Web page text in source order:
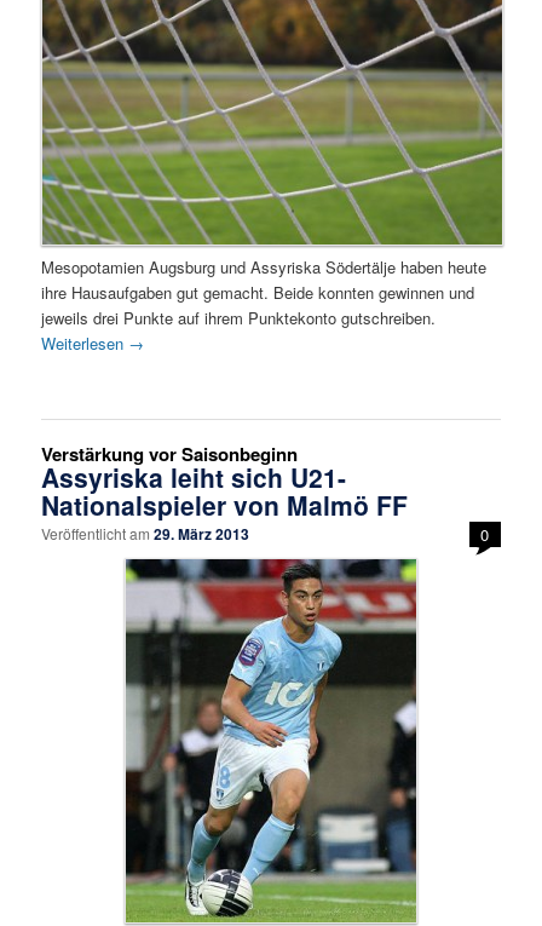
Mesopotamien Augsburg und Assyriska Södertälje haben heute
ihre Hausaufgaben gut gemacht. Beide konnten gewinnen und
jeweils drei Punkte auf ihrem Punktekonto gutschreiben.
Weiterlesen →
Verstärkung vor Saisonbeginn
Assyriska leiht sich U21-
Nationalspieler von Malmö FF
Veröffentlicht am29. März 2013 0